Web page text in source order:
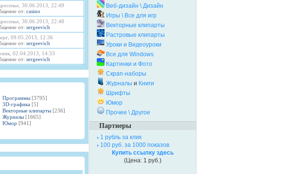
30.06.2013, 22:49
от: casino
30.06.2013, 22:48
от: sergeevich
09.05.2013, 12:36
от: sergeevich
02.04.2013, 14:33
от: sergeevich
Программы [3795]
3D-графика [5]
Векторные клипарты [236]
Журналы [1665]
Юмор [941]
Веб-дизайн \ Дизайн
Игры \ Все для игр
Векторные клипарты
Растровые клипарты
Уроки и Видеоуроки
Все для Windows
Картинки и Фото
Скрап-наборы
Журналы и Книги
Шрифты
Юмор
Прочее \ Другое
Партнеры
1 рубль за клик
100 руб. за 1000 показов
Купить ссылку здесь
(Цена: 1 руб.)